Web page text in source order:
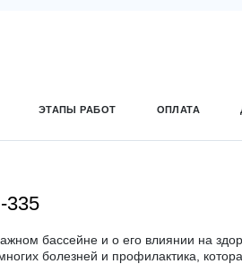
ЭТАПЫ РАБОТ ОПЛАТА
335
бассейне и о его влиянии на
болезней и профилактика,